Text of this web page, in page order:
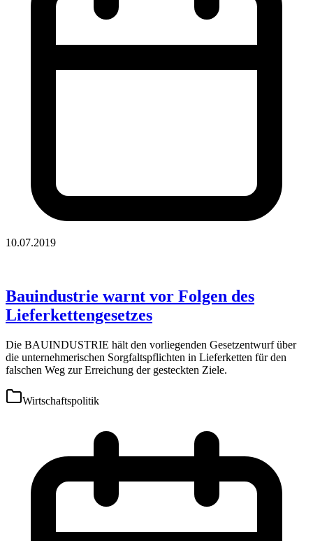
10.07.2019
Bauindustrie warnt vor Folgen des
Lieferkettengesetzes
Die BAUINDUSTRIE hält den vorliegenden Gesetzentwurf über
die unternehmerischen Sorgfaltspflichten in Lieferketten für den
falschen Weg zur Erreichung der gesteckten Ziele.
Wirtschaftspolitik